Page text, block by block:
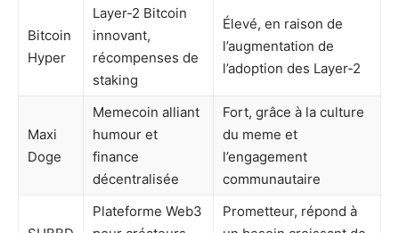
Bitcoin
Hyper
Layer-2 Bitcoin
innovant,
récompenses de
staking
Élevé, en raison de
l’augmentation de
l’adoption des Layer-2
Maxi
Doge
Memecoin alliant
humour et
finance
décentralisée
Fort, grâce à la culture
du meme et
l’engagement
communautaire
Plateforme Web3
Prometteur, répond à